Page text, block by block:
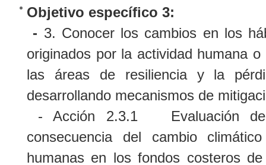
Objetivo específico 3:
- 3. Conocer los cambios en los
originados por la actividad humana
las áreas de resiliencia y la
desarrollando mecanismos de
- Acción 2.3.1 Evaluación de
consecuencia del cambio
humanas en los fondos costeros